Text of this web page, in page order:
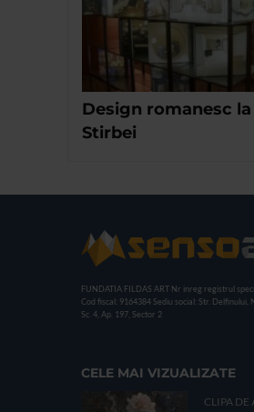
Design romanesc
Stirbei
FUNDATIA FILDAS ART Nr inreg registrul
Cod fiscal: 9164384 Sediu social: Str. Delfinului,
Sc. 4, Ap. 197, Sector 2
CELE MAI VIZUALIZATE
CLIPA DE